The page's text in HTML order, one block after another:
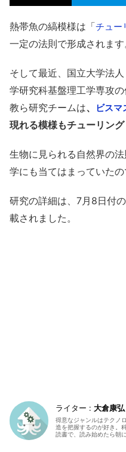
熱帯魚の縞模様は「チュー
一定の法則で形成されます
そして最近、国立大学法
学研究科基盤理工学専攻
教ら研究チームは、 ビスマ
現れる模様もチューリン
生物に見られる自然界の
学にも当てはまっていたの
研究の詳細は、7月8日付
載されました。
大倉康弘
得意なジャンルはテクノ
造を把握するのが好き。
読書で、読み始めたら朝